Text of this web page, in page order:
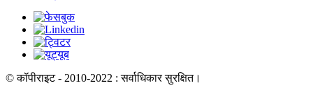
© कॉपीराइट - 2010-2022 : सर्वाधिकार सुरक्षित।